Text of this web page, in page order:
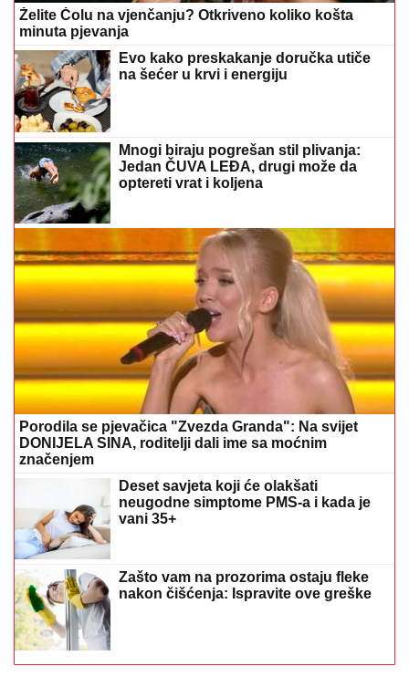
Želite Čolu na vjenčanju? Otkriveno koliko košta
minuta pjevanja
Evo kako preskakanje doručka utiče
na šećer u krvi i energiju
Mnogi biraju pogrešan stil plivanja:
Jedan ČUVA LEĐA, drugi može da
optereti vrat i koljena
Porodila se pjevačica "Zvezda Granda": Na svijet
DONIJELA SINA, roditelji dali ime sa moćnim
značenjem
Deset savjeta koji će olakšati
neugodne simptome PMS-a i kada je
vani 35+
Zašto vam na prozorima ostaju fleke
nakon čišćenja: Ispravite ove greške